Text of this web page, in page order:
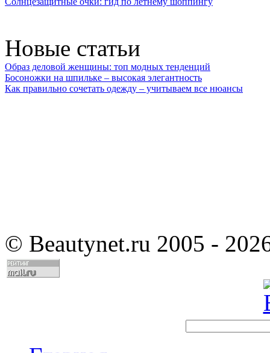
Новые статьи
Образ деловой женщины: топ модных тенденций
Босоножки на шпильке – высокая элегантность
Как правильно сочетать одежду – учитываем все нюансы
© Beautynet.ru 2005 -